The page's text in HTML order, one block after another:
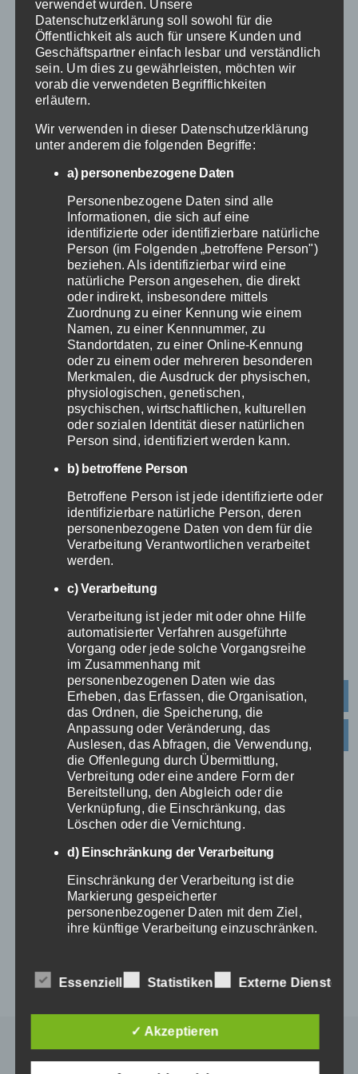
Auswertung historischer Daten
bessere Prognosen für die Betten-
und Mitarbeiteranzahl und die
Ressourcenplanung treffen
Zukunft vermieden und die
Fazit
Zusammenfassend birgt die
Digitalisierung der
Krankenhauslogistik ein großes
Potenzial für eine effizientere und
patientenorientiertere
Gesundheitsversorgung. Daher ist
eine kontinuierliche Integration
neuer Technologien für eine
Krankenhauslogistik
ausschlaggebend. Neoserv ist ein
zuverlässiger Partner im
Klinikservice. Zu unseren
dieTransportlogistik, die
Stationsversorgungund die
Logistik im OP . Außerdem
vermitteln wir Ihnen qualifiziertes
Personalund wirken mit einem
großen Netzwerk im
Gesundheitswesen dem
Fachkräftemangel in der Branche
entgegen. Mit unseren Leistungen
entlasten wir Ihr Pflegepersonal,
eigentlichen Aufgaben im
Krankenhaus und die
Digitalisierung der
kann.
verwendet wurden. Unsere
Datenschutzerklärung soll sowohl für die
Öffentlichkeit als auch für unsere Kunden und
Geschäftspartner einfach lesbar und verständlich
sein. Um dies zu gewährleisten, möchten wir
vorab die verwendeten Begrifflichkeiten
erläutern.
Wir verwenden in dieser Datenschutzerklärung
unter anderem die folgenden Begriffe:
a) personenbezogene Daten
Personenbezogene Daten sind alle
Informationen, die sich auf eine
identifizierte oder identifizierbare natürliche
Person (im Folgenden „betroffene Person")
beziehen. Als identifizierbar wird eine
natürliche Person angesehen, die direkt
oder indirekt, insbesondere mittels
Zuordnung zu einer Kennung wie einem
Namen, zu einer Kennnummer, zu
Standortdaten, zu einer Online-Kennung
oder zu einem oder mehreren besonderen
Merkmalen, die Ausdruck der physischen,
physiologischen, genetischen,
psychischen, wirtschaftlichen, kulturellen
oder sozialen Identität dieser natürlichen
Person sind, identifiziert werden kann.
b) betroffene Person
Betroffene Person ist jede identifizierte oder
identifizierbare natürliche Person, deren
personenbezogene Daten von dem für die
Verarbeitung Verantwortlichen verarbeitet
werden.
c) Verarbeitung
Verarbeitung ist jeder mit oder ohne Hilfe
automatisierter Verfahren ausgeführte
Vorgang oder jede solche Vorgangsreihe
im Zusammenhang mit
personenbezogenen Daten wie das
Erheben, das Erfassen, die Organisation,
das Ordnen, die Speicherung, die
Anpassung oder Veränderung, das
Auslesen, das Abfragen, die Verwendung,
die Offenlegung durch Übermittlung,
Verbreitung oder eine andere Form der
Bereitstellung, den Abgleich oder die
Verknüpfung, die Einschränkung, das
Löschen oder die Vernichtung.
d) Einschränkung der Verarbeitung
Einschränkung der Verarbeitung ist die
Markierung gespeicherter
personenbezogener Daten mit dem Ziel,
ihre künftige Verarbeitung einzuschränken.
Profiling ist jede Art der automatisierten
die darin besteht, dass diese
personenbezogenen Daten verwendet
werden, um bestimmte persönliche
Aspekte, die sich auf eine natürliche
Essenziell Statistiken Externe Dienste
✓ Akzeptieren